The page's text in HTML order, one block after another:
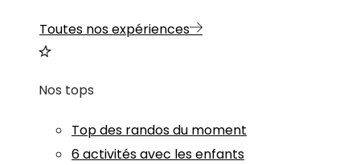
Toutes nos expériences
Nos tops
Top des randos du moment
6 activités avec les enfants